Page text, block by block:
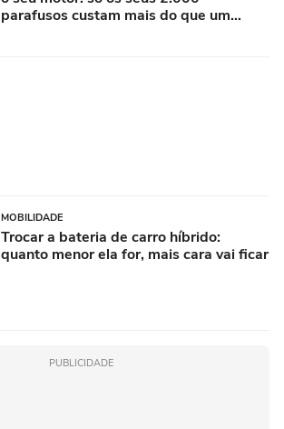
parafusos custam mais do que um
MOBILIDADE
Trocar a bateria de carro híbrido:
quanto menor ela for, mais cara vai ficar
PUBLICIDADE